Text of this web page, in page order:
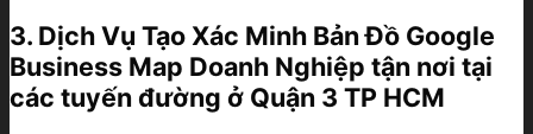
3. Dịch Vụ Tạo Xác Minh Bản Đồ Google
Business Map Doanh Nghiệp tận nơi tại
các tuyến đường ở Quận 3 TP HCM